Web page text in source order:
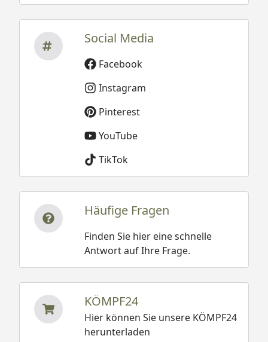
Social Media
Facebook
Instagram
Pinterest
YouTube
TikTok
Häufige Fragen
Finden Sie hier eine schnelle
Antwort auf Ihre Frage.
KÖMPF24
Hier können Sie unsere KÖMPF24
herunterladen